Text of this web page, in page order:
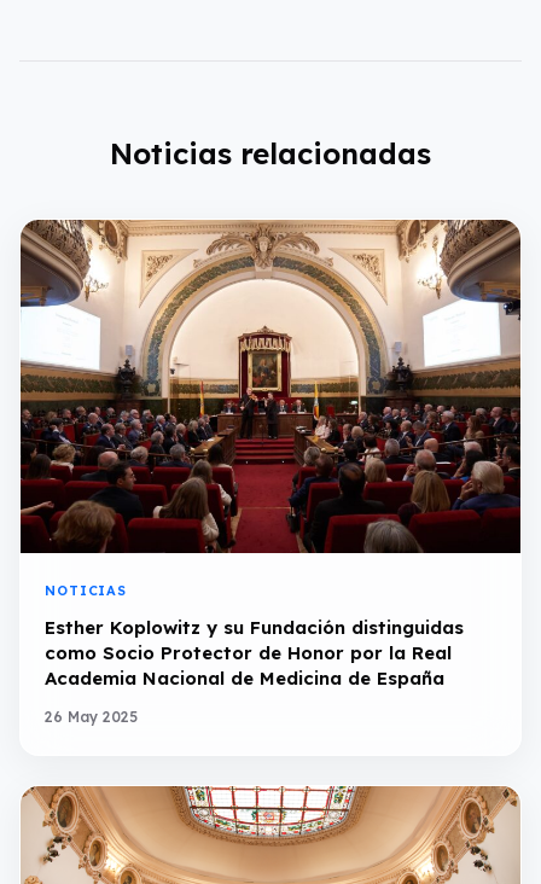
Noticias relacionadas
NOTICIAS
Esther Koplowitz y su Fundación distinguidas
como Socio Protector de Honor por la Real
Academia Nacional de Medicina de España
26 May 2025